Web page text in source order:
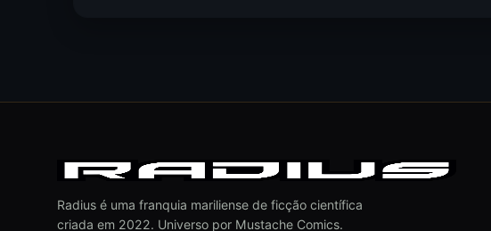
Radius é uma franquia mariliense de ficção científica
criada em 2022. Universo por Mustache Comics.